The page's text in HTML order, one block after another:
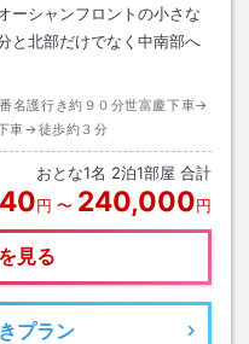
ーシャンフロントの小さな
と北部だけでなく中南部へ
名護行き約９０分世富慶下車→
車→徒歩約３分
おとな1名 2泊1部屋 合計
円 〜 240,000円
見る
プラン